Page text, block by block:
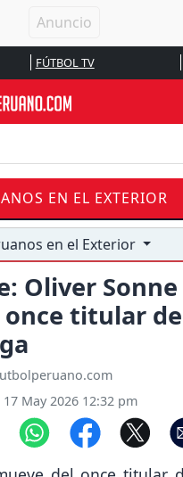
FÚTBOL TV
EN EL EXTERIOR
en el Exterior
Oliver Sonne
once titular
May 2026 12:32 pm